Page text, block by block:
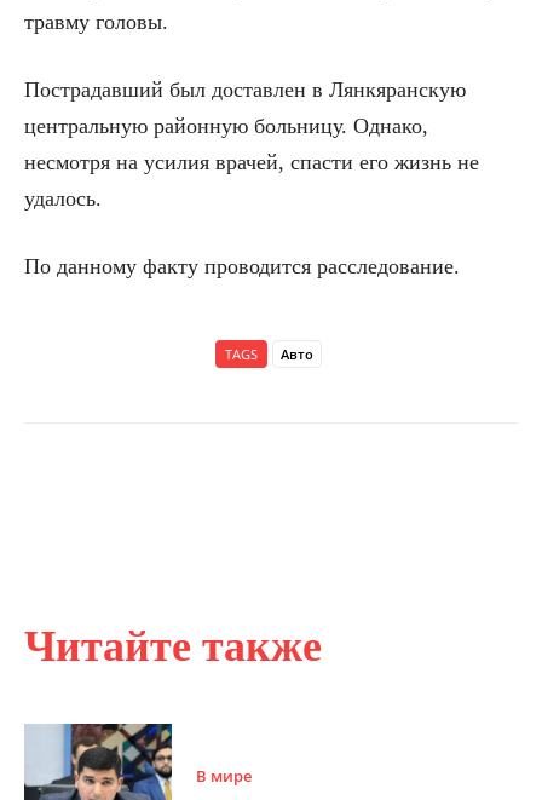
Читайте также
В мире
травму головы.
Пострадавший был доставлен в Лянкяранскую
центральную районную больницу. Однако,
несмотря на усилия врачей, спасти его жизнь не
удалось.
По данному факту проводится расследование.
TAGS Авто